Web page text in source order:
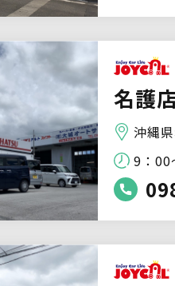
名護
沖縄
9：00